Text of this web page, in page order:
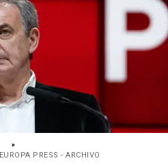
PRESS - ARCHIVO